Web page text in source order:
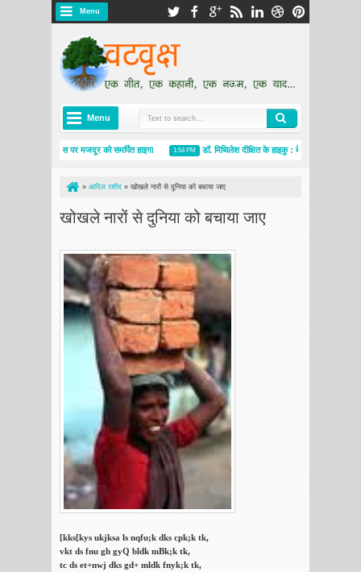
Menu
Menu
मजदूर दिवस पर मजदूर को समर्पित हाइगा 1:54 PM डॉ. मिथिलेश दीक्षित के हाइकु : बेटियां
» आदिल रशीद » खोखले नारों से दुनिया को बचाया जाए
खोखले नारों से दुनिया को बचाया जाए
[kks[kys ukjksa ls nqfu;k dks cpk;k tk,
vkt ds fnu gh gyQ bldk mBk;k tk,
tc ds et+nwj dks gd+ mldk fnyk;k tk,